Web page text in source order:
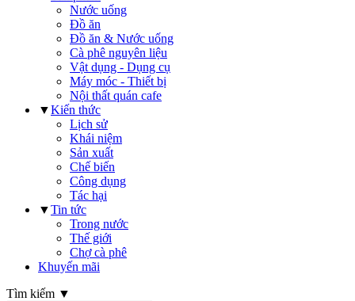
Nước uống
Đồ ăn
Đồ ăn & Nước uống
Cà phê nguyên liệu
Vật dụng - Dụng cụ
Máy móc - Thiết bị
Nội thất quán cafe
▼Kiến thức
Lịch sử
Khái niệm
Sản xuất
Chế biến
Công dụng
Tác hại
▼Tin tức
Trong nước
Thế giới
Chợ cà phê
Khuyến mãi
Tìm kiếm ▼